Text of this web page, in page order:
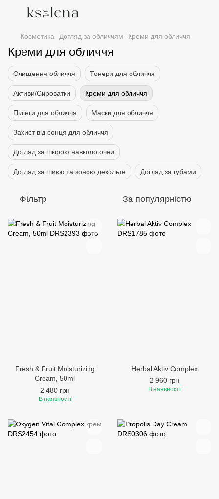
Косметика Догляд за обличчям Креми для обличчя
Креми для обличчя
Очищення обличчя Тонери для обличчя
Активи/Сироватки Креми для обличчя
Пілінги для обличчя Маски для обличчя
Захист від сонця для обличчя
Догляд за шкірою навколо очей
Догляд за шиєю та зоною декольте Догляд за губами
Фільтр За популярністю
Fresh & Fruit Moisturizing
Cream, 50ml
2 480 грн
В наявності
Herbal Aktiv Complex
2 960 грн
В наявності